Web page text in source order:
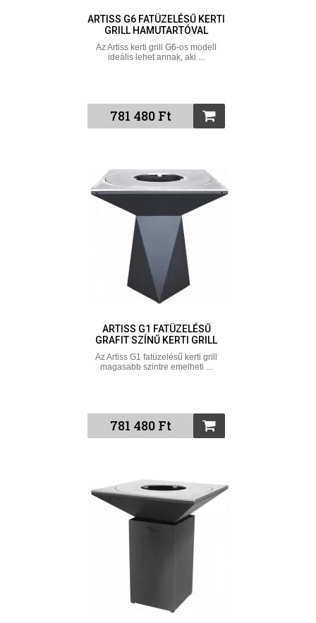
ARTISS G6 FATÜZELÉSŰ KERTI
GRILL HAMUTARTÓVAL
Az Artiss kerti grill G6-os modell
ideális lehet annak, aki ...
781 480 Ft
ARTISS G1 FATÜZELÉSŰ
GRAFIT SZÍNŰ KERTI GRILL
Az Artiss G1 fatüzelésű kerti grill
magasabb szintre emelheti ...
781 480 Ft